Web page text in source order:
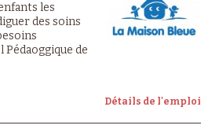
les
des soins
de
Détails de l'emploi